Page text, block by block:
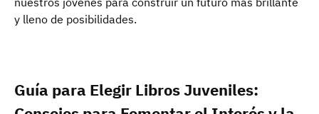
y lleno de posibilidades.
Guía para Elegir Libros Juveniles: